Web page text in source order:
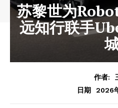
苏黎世为
远知行联手
作者:
日期
2026